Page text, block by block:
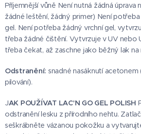
Příjemnější vůně Není nutná žádná úprava
žádné leštění, žádný primer) Není
gel. Není potřeba žádný vrchní gel,
třeba žádné čištění. Vytvrzuje v UV nebo
třeba čekat, až zaschne jako běžný lak na
Odstranění: snadné nasáknutí
pilování).
JAK POUŽÍVAT LAC'N GO GEL POLISH
odstranění lesku z přírodního nehtu.
seškrábněte vázanou pokožku a